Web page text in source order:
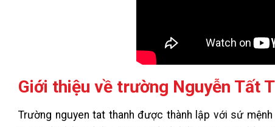
Giới thiệu về trường Nguyễn Tất
Trường nguyen tat thanh được thành lập với sứ